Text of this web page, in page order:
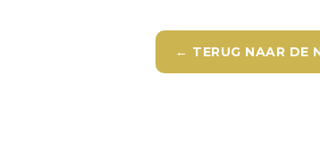
← TERUG NAAR DE